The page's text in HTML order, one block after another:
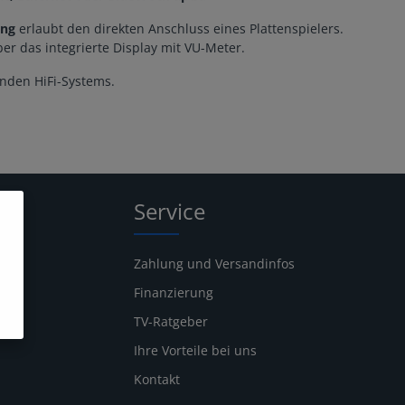
erlaubt den direkten Anschluss eines Plattenspielers.
das integrierte Display mit VU-Meter.
HiFi-Systems.
Service
Zahlung und Versandinfos
Finanzierung
TV-Ratgeber
Ihre Vorteile bei uns
Kontakt